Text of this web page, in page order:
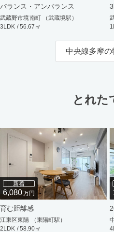
バランス・アンバランス
武蔵野市境南町 （武蔵境駅）
3LDK / 56.67㎡
中央線多摩
とれた
新着
6,080万円
育む距離感
江東区東陽 （東陽町駅）
2LDK / 58.90㎡